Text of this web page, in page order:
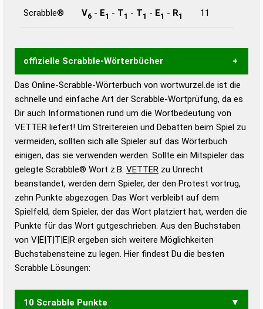
Scrabble® V6 - E1 - T1 - T1 - E1 - R1 11
offizielle Scrabble-Wörterbücher
Wortwurzel liefert mit Hilfe eines semantischen
Wortanalyse-Algorithmus gute Anhaltspunkte zu
Wortbedeutung, Worttrennung und Wortform, um die
Gültigkeit eines Wortes für das Scrabble-Spiel zu
bestimmen!
zugelassene Turnier Scrabble-
Wörterbücher sind:
Duden – Standardwerk in 12 Bänden
Duden – Richtiges und gutes
Deutsch
Duden – Die deutsche Grammatik
Duden – Deutsches
Das Online-Scrabble-Wörterbuch von wortwurzel.de ist die
schnelle und einfache Art der Scrabble-Wortprüfung, da es
Dir auch Informationen rund um die Wortbedeutung von
VETTER liefert! Um Streitereien und Debatten beim Spiel zu
vermeiden, sollten sich alle Spieler auf das Wörterbuch
einigen, das sie verwenden werden. Sollte ein Mitspieler das
gelegte Scrabble® Wort z.B. VETTER zu Unrecht
beanstandet, werden dem Spieler, der den Protest vortrug,
zehn Punkte abgezogen. Das Wort verbleibt auf dem
Spielfeld, dem Spieler, der das Wort platziert hat, werden die
Punkte für das Wort gutgeschrieben. Aus den Buchstaben
von V|E|T|T|E|R ergeben sich weitere Möglichkeiten
Buchstabensteine zu legen. Hier findest Du die besten
Scrabble Lösungen:
10 Scrabble Punkte